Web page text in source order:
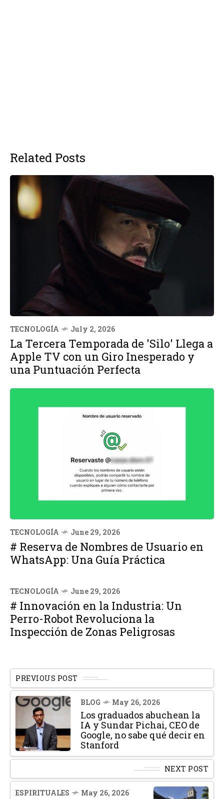
Related Posts
TECNOLOGÍA July 2, 2026
La Tercera Temporada de 'Silo' Llega a
Apple TV con un Giro Inesperado y
una Puntuación Perfecta
TECNOLOGÍA June 29, 2026
# Reserva de Nombres de Usuario en
WhatsApp: Una Guía Práctica
TECNOLOGÍA June 29, 2026
# Innovación en la Industria: Un
Perro-Robot Revoluciona la
Inspección de Zonas Peligrosas
PREVIOUS POST
BLOG May 26, 2026
Los graduados abuchean la
IA y Sundar Pichai, CEO de
Google, no sabe qué decir en
Stanford
NEXT POST
ESPIRITUALES May 26, 2026